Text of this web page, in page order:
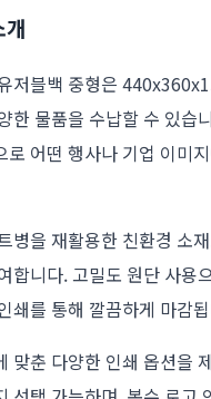
저블백 중형은
한 물품을 수납할 수 있습
로 어떤 행사나 기업 이미
병을 재활용한 친환경 소
합니다. 고밀도 원단 사용
쇄를 통해 깔끔하게 마감
맞춘 다양한 인쇄 옵션을